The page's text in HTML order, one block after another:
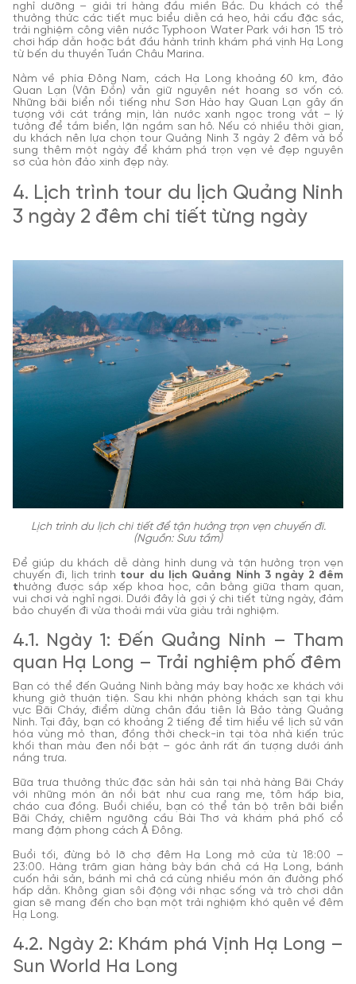
nghỉ dưỡng – giải trí hàng đầu miền Bắc. Du khách có thể
thưởng thức các tiết mục biểu diễn cá heo, hải cẩu đặc sắc,
trải nghiệm công viên nước Typhoon Water Park với hơn 15 trò
chơi hấp dẫn hoặc bắt đầu hành trình khám phá vịnh Hạ Long
từ bến du thuyền Tuần Châu Marina.
Nằm về phía Đông Nam, cách Hạ Long khoảng 60 km, đảo
Quan Lạn (Vân Đồn) vẫn giữ nguyên nét hoang sơ vốn có.
Những bãi biển nổi tiếng như Sơn Hào hay Quan Lạn gây ấn
tượng với cát trắng mịn, làn nước xanh ngọc trong vắt – lý
tưởng để tắm biển, lặn ngắm san hô. Nếu có nhiều thời gian,
du khách nên lựa chọn tour Quảng Ninh 3 ngày 2 đêm và bổ
sung thêm một ngày để khám phá trọn vẹn vẻ đẹp nguyên
sơ của hòn đảo xinh đẹp này.
4. Lịch trình tour du lịch Quảng Ninh
3 ngày 2 đêm chi tiết từng ngày
Lịch trình du lịch chi tiết để tận hưởng trọn vẹn chuyến đi.
(Nguồn: Sưu tầm)
Để giúp du khách dễ dàng hình dung và tận hưởng trọn vẹn
chuyến đi, lịch trình tour du lịch Quảng Ninh 3 ngày 2 đêm
thường được sắp xếp khoa học, cân bằng giữa tham quan,
vui chơi và nghỉ ngơi. Dưới đây là gợi ý chi tiết từng ngày, đảm
bảo chuyến đi vừa thoải mái vừa giàu trải nghiệm.
4.1. Ngày 1: Đến Quảng Ninh – Tham
quan Hạ Long – Trải nghiệm phố đêm
Bạn có thể đến Quảng Ninh bằng máy bay hoặc xe khách với
khung giờ thuận tiện. Sau khi nhận phòng khách sạn tại khu
vực Bãi Cháy, điểm dừng chân đầu tiên là Bảo tàng Quảng
Ninh. Tại đây, bạn có khoảng 2 tiếng để tìm hiểu về lịch sử văn
hóa vùng mỏ than, đồng thời check-in tại tòa nhà kiến trúc
khối than màu đen nổi bật – góc ảnh rất ấn tượng dưới ánh
nắng trưa.
Bữa trưa thưởng thức đặc sản hải sản tại nhà hàng Bãi Cháy
với những món ăn nổi bật như cua rang me, tôm hấp bia,
cháo cua đồng. Buổi chiều, bạn có thể tản bộ trên bãi biển
Bãi Cháy, chiêm ngưỡng cầu Bài Thơ và khám phá phố cổ
mang đậm phong cách Á Đông.
Buổi tối, đừng bỏ lỡ chợ đêm Hạ Long mở cửa từ 18:00 –
23:00. Hàng trăm gian hàng bày bán chả cá Hạ Long, bánh
cuốn hải sản, bánh mì chả cá cùng nhiều món ăn đường phố
hấp dẫn. Không gian sôi động với nhạc sống và trò chơi dân
gian sẽ mang đến cho bạn một trải nghiệm khó quên về đêm
Hạ Long.
4.2. Ngày 2: Khám phá Vịnh Hạ Long –
Sun World Ha Long